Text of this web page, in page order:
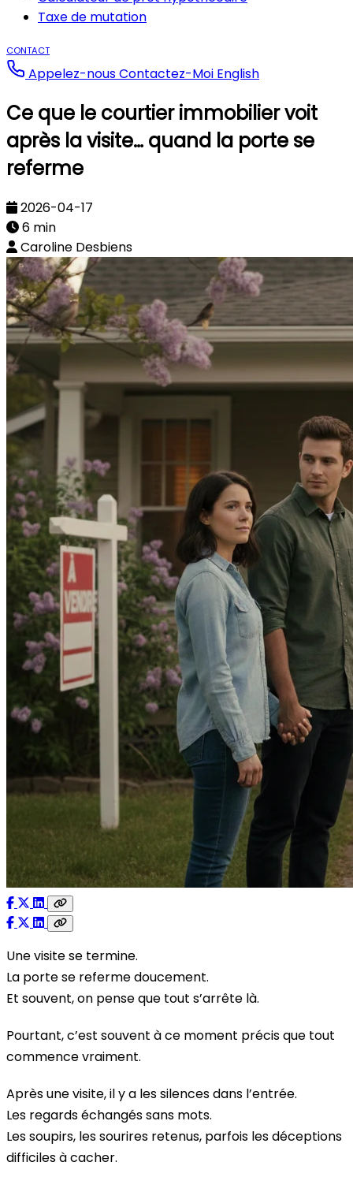
Taxe de mutation
CONTACT
Appelez-nousContactez-Moi English
Ce que le courtier immobilier voit
après la visite… quand la porte se
referme
2026-04-17
6 min
Caroline Desbiens
Une visite se termine.
La porte se referme doucement.
Et souvent, on pense que tout s’arrête là.
Pourtant, c’est souvent à ce moment précis que tout
commence vraiment.
Après une visite, il y a les silences dans l’entrée.
Les regards échangés sans mots.
Les soupirs, les sourires retenus, parfois les déceptions
difficiles à cacher.